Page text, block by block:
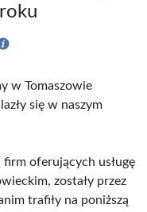
w Tomaszowie
się w naszym
oferujących usługę
zostały przez
trafiły na poniższą